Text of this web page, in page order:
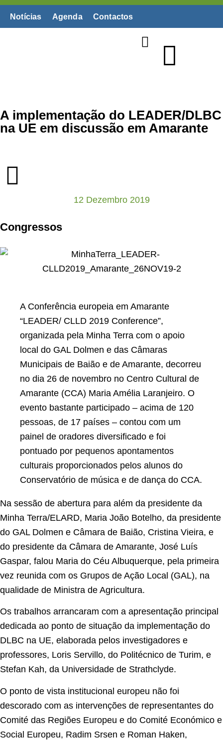
Notícias Agenda Contactos
A implementação do LEADER/DLBC
na UE em discussão em Amarante
12 Dezembro 2019
Congressos
A Conferência europeia em Amarante
“LEADER/ CLLD 2019 Conference”,
organizada pela Minha Terra com o apoio
local do GAL Dolmen e das Câmaras
Municipais de Baião e de Amarante, decorreu
no dia 26 de novembro no Centro Cultural de
Amarante (CCA) Maria Amélia Laranjeiro. O
evento bastante participado – acima de 120
pessoas, de 17 países – contou com um
painel de oradores diversificado e foi
pontuado por pequenos apontamentos
culturais proporcionados pelos alunos do
Conservatório de música e de dança do CCA.
Na sessão de abertura para além da presidente da
Minha Terra/ELARD, Maria João Botelho, da presidente
do GAL Dolmen e Câmara de Baião, Cristina Vieira, e
do presidente da Câmara de Amarante, José Luís
Gaspar, falou Maria do Céu Albuquerque, pela primeira
vez reunida com os Grupos de Ação Local (GAL), na
qualidade de Ministra de Agricultura.
Os trabalhos arrancaram com a apresentação principal
dedicada ao ponto de situação da implementação do
DLBC na UE, elaborada pelos investigadores e
professores, Loris Servillo, do Politécnico de Turim, e
Stefan Kah, da Universidade de Strathclyde.
O ponto de vista institucional europeu não foi
descorado com as intervenções de representantes do
Comité das Regiões Europeu e do Comité Económico e
Social Europeu, Radim Srsen e Roman Haken,